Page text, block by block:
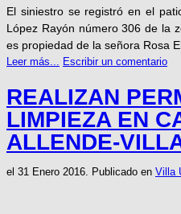
El siniestro se registró en el
López Rayón número 306 de la
es propiedad de la señora Rosa
Leer más... Escribir un comentario
REALIZAN
LIMPIEZA EN
ALLENDE-
el 31 Enero 2016. Publicado en Villa